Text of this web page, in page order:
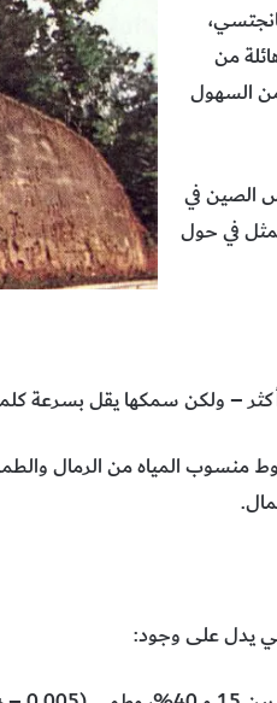
من
السهول
الصين في
في حول
منسوب المياه من الرمال
يدل على وجود: